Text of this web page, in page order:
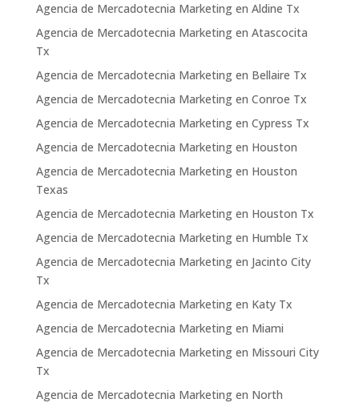
Agencia de Mercadotecnia Marketing en Aldine Tx
Agencia de Mercadotecnia Marketing en Atascocita
Tx
Agencia de Mercadotecnia Marketing en Bellaire Tx
Agencia de Mercadotecnia Marketing en Conroe Tx
Agencia de Mercadotecnia Marketing en Cypress Tx
Agencia de Mercadotecnia Marketing en Houston
Agencia de Mercadotecnia Marketing en Houston
Texas
Agencia de Mercadotecnia Marketing en Houston Tx
Agencia de Mercadotecnia Marketing en Humble Tx
Agencia de Mercadotecnia Marketing en Jacinto City
Tx
Agencia de Mercadotecnia Marketing en Katy Tx
Agencia de Mercadotecnia Marketing en Miami
Agencia de Mercadotecnia Marketing en Missouri City
Tx
Agencia de Mercadotecnia Marketing en North